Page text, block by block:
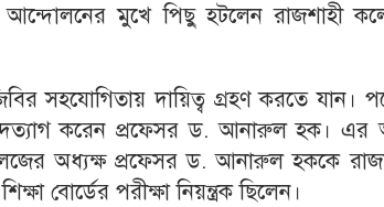
আন্দোলনের মুখে পিছু হটলেন রাজশাহী
সহযোগিতায় দায়িত্ব গ্রহণ করতে যান।
করেন প্রফেসর ড. আনারুল হক। এর
অধ্যক্ষ প্রফেসর ড. আনারুল হককে
বোর্ডের পরীক্ষা নিয়ন্ত্রক ছিলেন।